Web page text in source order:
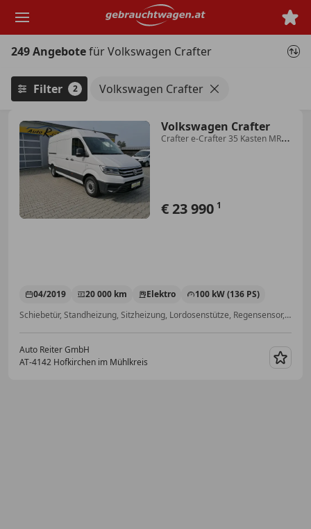
Hauptinhalt
249 Angebotefür Volkswagen Crafter
Filter 2 Volkswagen Crafter
Volkswagen Crafter
Crafter e-Crafter 35 Kasten MR
€ 23 990 1
04/2019 20 000 km Elektro
100 kW (136 PS)
Schiebetür, Standheizung, Sitzheizung, Lordosenstütze, Regensensor, Scheckheftgepflegt, Einparkhilfe Rückfahrkamera, LED-Scheinwerfer
Auto Reiter GmbH
AT-4142 Hofkirchen im Mühlkreis